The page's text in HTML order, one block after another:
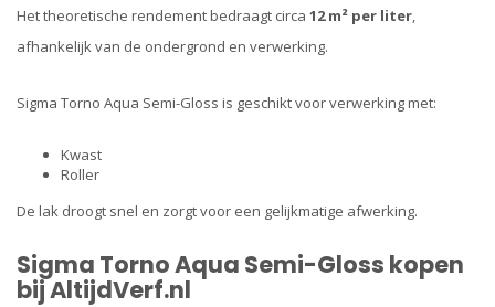
Het theoretische rendement bedraagt circa 12 m² per liter,
afhankelijk van de ondergrond en verwerking.
Sigma Torno Aqua Semi-Gloss is geschikt voor verwerking met:
Kwast
Roller
De lak droogt snel en zorgt voor een gelijkmatige afwerking.
Sigma Torno Aqua Semi-Gloss kopen
bij AltijdVerf.nl